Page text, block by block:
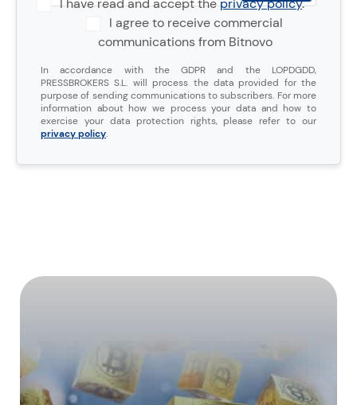
I agree to receive commercial
communications from Bitnovo
In accordance with the GDPR and the LOPDGDD,
PRESSBROKERS S.L. will process the data provided for the
purpose of sending communications to subscribers. For more
information about how we process your data and how to
exercise your data protection rights, please refer to our
privacy policy.